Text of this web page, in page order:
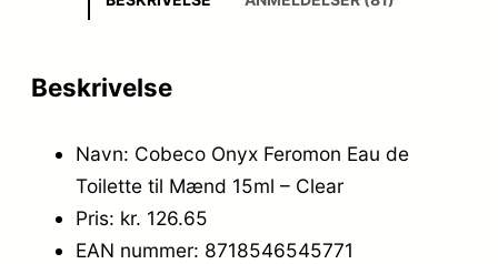
Beskrivelse
Navn: Cobeco Onyx Feromon Eau de
Toilette til Mænd 15ml – Clear
Pris: kr. 126.65
EAN nummer: 8718546545771